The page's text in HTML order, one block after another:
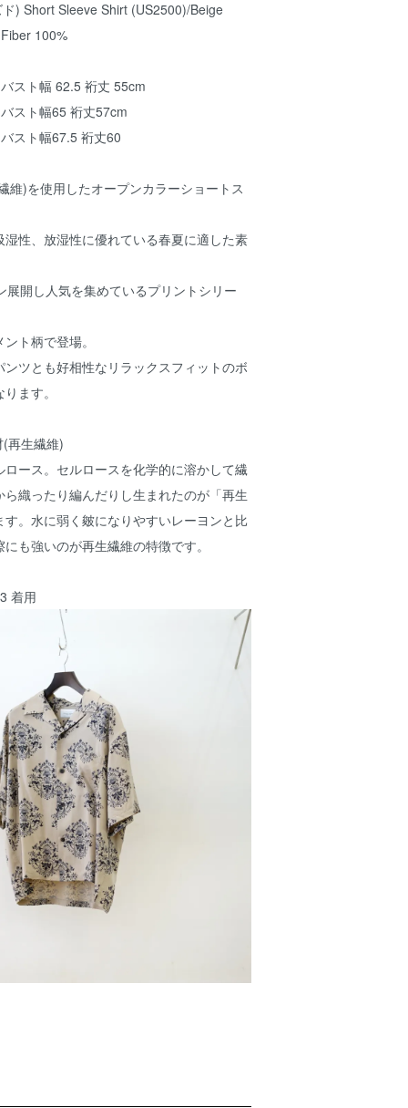
) Short Sleeve Shirt (US2500)/Beige
100%
スト幅 62.5 裄丈 55cm
スト幅65 裄丈57cm
スト幅67.5 裄丈60
維)を使用したオープンカラーショートス
性、放湿性に優れている春夏に適した素
展開し人気を集めているプリントシリー
ト柄で登場。
ツとも好相性なリラックスフィットのボ
ます。
再生繊維)
ース。セルロースを化学的に溶かして繊
織ったり編んだりし生まれたのが「再生
。水に弱く皴になりやすいレーヨンと比
も強いのが再生繊維の特徴です。
着用